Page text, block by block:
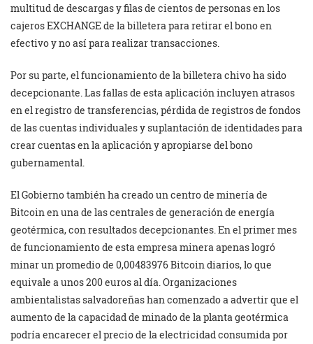
multitud de descargas y filas de cientos de personas en los
cajeros EXCHANGE de la billetera para retirar el bono en
efectivo y no así para realizar transacciones.
Por su parte, el funcionamiento de la billetera chivo ha sido
decepcionante. Las fallas de esta aplicación incluyen atrasos
en el registro de transferencias, pérdida de registros de fondos
de las cuentas individuales y suplantación de identidades para
crear cuentas en la aplicación y apropiarse del bono
gubernamental.
El Gobierno también ha creado un centro de minería de
Bitcoin en una de las centrales de generación de energía
geotérmica, con resultados decepcionantes. En el primer mes
de funcionamiento de esta empresa minera apenas logró
minar un promedio de 0,00483976 Bitcoin diarios, lo que
equivale a unos 200 euros al día. Organizaciones
ambientalistas salvadoreñas han comenzado a advertir que el
aumento de la capacidad de minado de la planta geotérmica
podría encarecer el precio de la electricidad consumida por